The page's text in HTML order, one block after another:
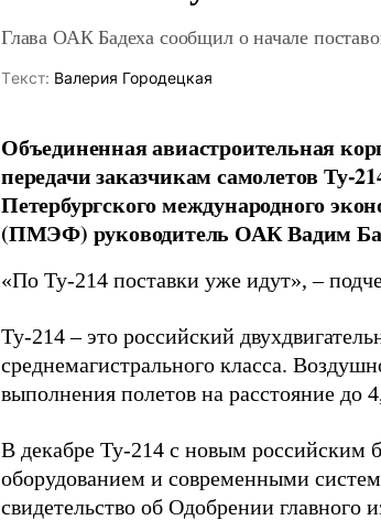
Глава ОАК Бадеха сообщил о начале
Tекст: Валерия Городецкая
Объединенная авиастроительная
передачи заказчикам самолетов Ту-
Петербургского международного
(ПМЭФ) руководитель ОАК Вадим
«По Ту-214 поставки уже идут», –
Ту-214 – это российский
среднемагистрального класса.
выполнения полетов на расстояние до
В декабре Ту-214 с новым российским
оборудованием и современными
свидетельство об Одобрении главного